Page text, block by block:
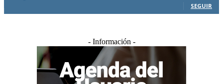
SEGUIR
- Información -